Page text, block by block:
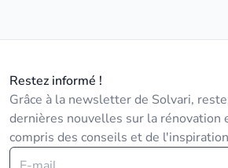
Restez informé !
Grâce à la newsletter de Solvari,
dernières nouvelles sur la rénovation
compris des conseils et de